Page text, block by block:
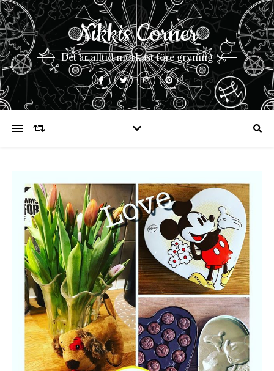
Nikkis Corner
Det är alltid mörkast före gryning